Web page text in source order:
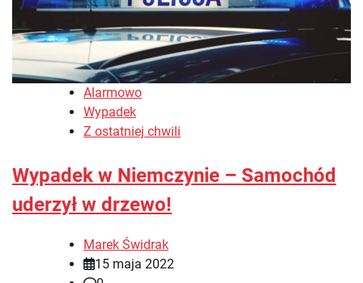
Alarmowo
Wypadek
Z ostatniej chwili
Wypadek w Niemczynie – Samochód
uderzył w drzewo!
Marek Świdrak
15 maja 2022